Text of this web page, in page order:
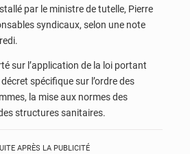
par le ministre de tutelle, Pierre
syndicaux, selon une note
sur l’application de la loi portant
spécifique sur l’ordre des
la mise aux normes des
structures sanitaires.
APRÈS LA PUBLICITÉ